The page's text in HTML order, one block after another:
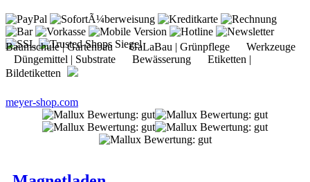
Baumschule | Gartenbau GaLaBau | Grünpflege Werkzeuge
Düngemittel | Substrate Bewässerung Etiketten |
Bildetiketten
meyer-shop.com